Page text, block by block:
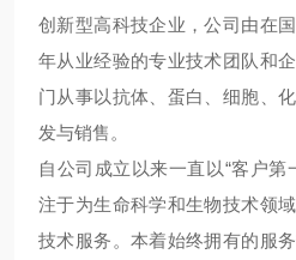
创新型高科技企业，公司由在
年从业经验的专业技术团队和
门从事以抗体、蛋白、细胞、
发与销售。
自公司成立以来一直以“客户
注于为生命科学和生物技术领
技术服务。本着始终拥有的服